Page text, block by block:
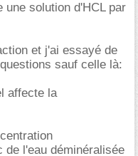
solution d'HCL par
et j'ai essayé de
sauf celle là:
affecte la
l'eau déminéralisée